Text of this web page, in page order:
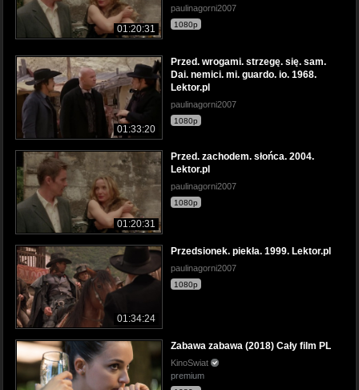
01:20:31
paulinagorni2007
1080p
01:33:20
Przed. wrogami. strzegę. się. sam.
Dai. nemici. mi. guardo. io. 1968.
Lektor.pl
paulinagorni2007
1080p
01:20:31
Przed. zachodem. słońca. 2004.
Lektor.pl
paulinagorni2007
1080p
01:34:24
Przedsionek. piekła. 1999. Lektor.pl
paulinagorni2007
1080p
Zabawa zabawa (2018) Cały film PL
KinoSwiat
premium